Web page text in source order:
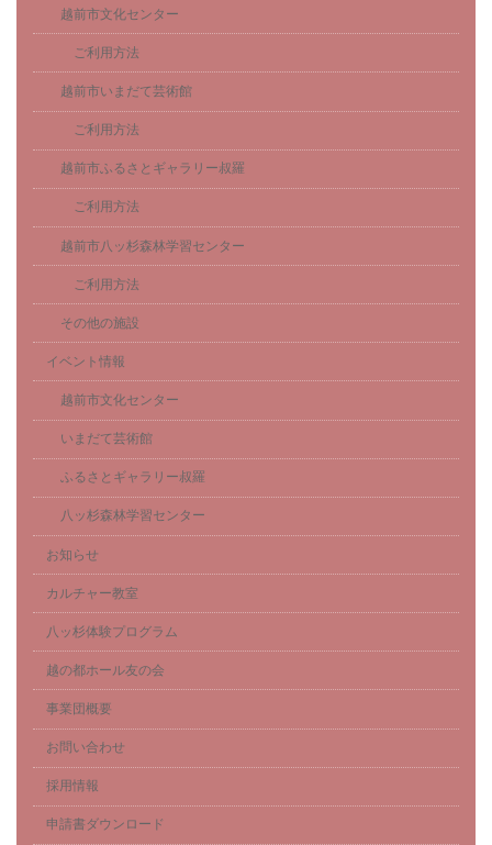
越前市文化センター
ご利用方法
越前市いまだて芸術館
ご利用方法
越前市ふるさとギャラリー叔羅
ご利用方法
越前市八ッ杉森林学習センター
ご利用方法
その他の施設
イベント情報
越前市文化センター
いまだて芸術館
ふるさとギャラリー叔羅
八ッ杉森林学習センター
お知らせ
カルチャー教室
八ッ杉体験プログラム
越の都ホール友の会
事業団概要
お問い合わせ
採用情報
申請書ダウンロード